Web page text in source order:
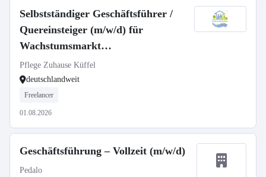
Selbstständiger Geschäftsführer /
Quereinsteiger (m/w/d) für
Wachstumsmarkt
Seniorenbetreuung
Pflege Zuhause Küffel
deutschlandweit
Freelancer
01.08.2026
Geschäftsführung – Vollzeit (m/w/d)
Pedalo